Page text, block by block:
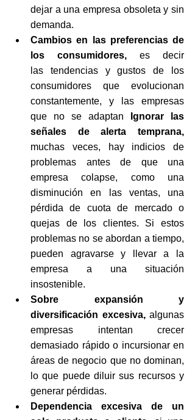
dejar a una empresa obsoleta y sin
demanda.
Cambios en las preferencias de
los consumidores, es decir
las
tendencias y gustos de los
consumidores que evolucionan
constantemente, y las empresas
que no se adaptan
Ignorar las
muchas veces, hay indicios de
problemas antes de que una
empresa colapse, como una
disminución en las ventas, una
pérdida de cuota de mercado o
quejas de los clientes. Si estos
problemas no se abordan a tiempo,
pueden agravarse y llevar a la
empresa a una situación
insostenible.
Sobre expansión y
diversificación excesiva, algunas
empresas intentan crecer
demasiado rápido o incursionar en
áreas de negocio que no dominan,
lo que puede diluir sus recursos y
generar pérdidas.
Dependencia excesiva de un